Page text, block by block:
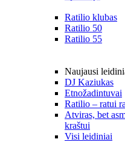
Ratilio klubas
Ratilio 50
Ratilio 55
Naujausi
DJ Kaziukas
Etnožadintuvai
Ratilio – ratui
Atviras, bet
kraštui
Visi leidiniai